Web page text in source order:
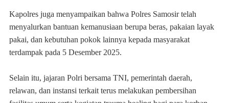
Kapolres juga menyampaikan bahwa Polres Samosir telah
menyalurkan bantuan kemanusiaan berupa beras, pakaian layak
pakai, dan kebutuhan pokok lainnya kepada masyarakat
terdampak pada 5 Desember 2025.
Selain itu, jajaran Polri bersama TNI, pemerintah daerah,
relawan, dan instansi terkait terus melakukan pembersihan